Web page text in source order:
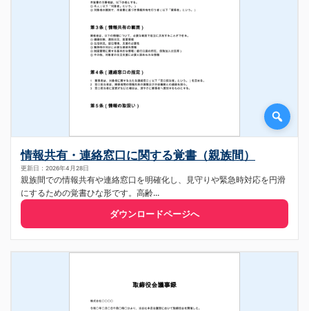
情報共有・連絡窓口に関する覚書（親族間）
更新日：2026年4月28日
親族間での情報共有や連絡窓口を明確化し、見守りや緊急時対応を円滑
にするための覚書ひな形です。高齢...
ダウンロードページへ